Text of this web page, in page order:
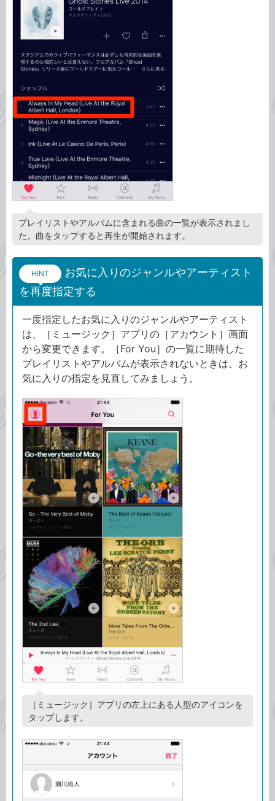
プレイリストやアルバムに含まれる曲の一覧が表示されまし
た。曲をタップすると再生が開始されます。
HINT
お気に入りのジャンルやアーティスト
を再度指定する
一度指定したお気に入りのジャンルやアーティスト
は、［ミュージック］アプリの［アカウント］画面
から変更できます。［For You］の一覧に期待した
プレイリストやアルバムが表示されないときは、お
気に入りの指定を見直してみましょう。
［ミュージック］アプリの左上にある人型のアイコンを
タップします。